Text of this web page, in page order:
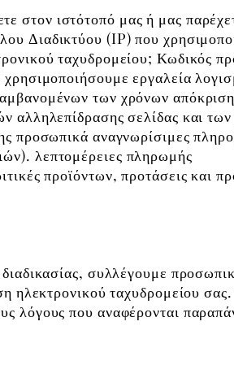
στον ιστότοπό μας ή μας
Διαδικτύου (IP) που
ταχυδρομείου; Κωδικός
εργαλεία
των χρόνων
αλληλεπίδρασης σελίδας και
προσωπικά αναγνωρίσιμες
λεπτομέρειες πληρωμής
προϊόντων, προτάσεις και
συλλέγουμε
ηλεκτρονικού ταχυδρομείου
λόγους που αναφέρονται